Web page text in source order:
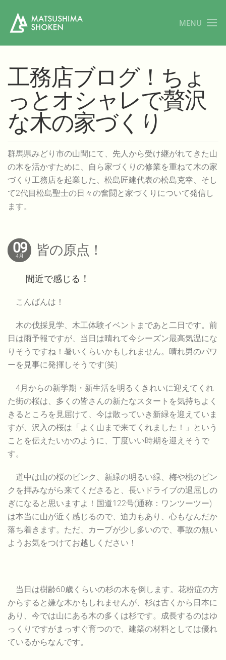
MENU
工務店ブログ！ちょ
っとオシャレで贅沢
な木の家づくり
群馬県みどり市の山間にて、先人から受け継がれてきた山
の木を活かすために、自ら家づくりの修業を重ねて木の家
づくり工務店を起業した、松島匠建代表の松島克幸、そし
て2代目松島聖士の日々の奮闘と家づくりについて発信し
ます。
09
4月 皆の原点！
間近で感じる ！
こんばんは！
木の伐採見学、木工体験イベントまであと二日です。前
日は雨予報ですが、当日は晴れて今シーズン最高気温にな
りそうですね！暑いくらいかもしれません。晴れ男のパワ
ーを見事に発揮しそうです(笑)
4月からの新学期・新生活を明るくきれいに迎えてくれ
た街の桜は、多くの皆さんの新たなスタートを気持ちよく
きるところを見届けて、今は散っていき新緑を迎えていま
すが、沢入の桜は「よく山まで来てくれました！」という
ことを伝えたいかのように、丁度いい時期を迎えそうで
す。
道中は山の桜のピンク、新緑の明るい緑、梅や桃のピン
クを拝みながら来てくださると、長いドライブの退屈しの
ぎになると思いますよ！国道122号(通称：ワンツーツー)
は本当に山が近く感じるので、迫力もあり、心もなんだか
落ち着きます。ただ、カーブが少し多いので、事故の無い
ようお気をつけてお越しください！
当日は樹齢60歳くらいの杉の木を倒します。花粉症の方
からすると嫌な木かもしれませんが、杉は古くから日本に
あり、今では山にある木の多くは杉です。成長するのはゆ
っくりですがまっすぐ育つので、建築の材料としては優れ
ているからなんです。